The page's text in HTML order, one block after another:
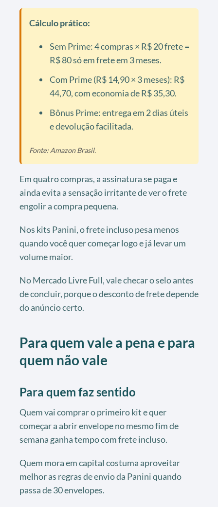
Cálculo prático:
Sem Prime: 4 compras × R$ 20 frete =
R$ 80 só em frete em 3 meses.
Com Prime (R$ 14,90 × 3 meses): R$
44,70, com economia de R$ 35,30.
Bônus Prime: entrega em 2 dias úteis
e devolução facilitada.
Fonte: Amazon Brasil.
Em quatro compras, a assinatura se paga e
ainda evita a sensação irritante de ver o frete
engolir a compra pequena.
Nos kits Panini, o frete incluso pesa menos
quando você quer começar logo e já levar um
volume maior.
No Mercado Livre Full, vale checar o selo antes
de concluir, porque o desconto de frete depende
do anúncio certo.
Para quem vale a pena e para
quem não vale
Para quem faz sentido
Quem vai comprar o primeiro kit e quer
começar a abrir envelope no mesmo fim de
semana ganha tempo com frete incluso.
Quem mora em capital costuma aproveitar
melhor as regras de envio da Panini quando
passa de 30 envelopes.